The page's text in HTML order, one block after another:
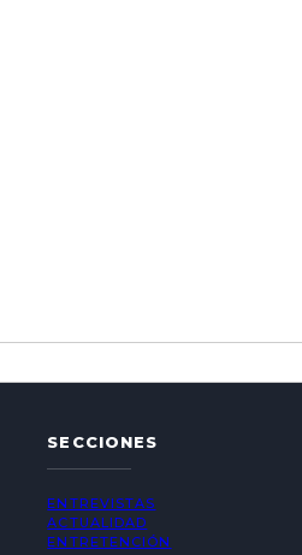
SECCIONES
ENTREVISTAS
ACTUALIDAD
ENTRETENCIÓN